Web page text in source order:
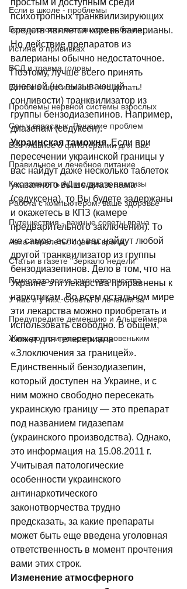
Если в школе - проблемы
Безопасность маленького ребенка
Истина о прививках
ВСД и травма головы
Боли в в шее и спине - что делать!
Проблемы нервной системы взрослых
Сон у взрослых. Решение проблем
Все главное о фитотерапии для Вас
Правильное и лечебное питание
Как измерять АД и сдавать анализы
Работа с компьютером: ваше здоровье
Путешествия - важные советы врача
Авиа-перелеты: советы врача
Статьи в газете "Зеркало недели"
Психопатология законотворчества
У нас и у них. Советы о лечении за
Предупредите деменцию и Альцгеймера
Жить долго и умереть здоровеньким
простым и доступным среди
психотропных транквилизирующих
средств является корень валерианы.
Но действие препаратов из
валерианы обычно недостаточное.
Поэтому, лучше всего принять
дневной (не вызывающий
сонливости) транквилизатор из
группы бензодиазепинов. Например,
диазепам (седуксен).
Украинская таможня. Если при
пересечении украинской границы у
вас найдут даже несколько таблеток
указанного выше диазепама
(седуксена), то Вы будете задержаны
и окажетесь в КПЗ (камере
предварительного заключения). То
же самое, если у вас найдут любой
другой транквилизатор из группы
бензодиазепинов. Дело в том, что на
Украине эти лекарства приравнены к
наркотикам. Во всем остальном мире
эти лекарства можно приобретать и
использовать свободно. В общем,
сюжет для телесериала
«Злоключения за границей».
Единственный бензодиазепин,
который доступен на Украине, и с
ним можно свободно пересекать
украинскую границу — это препарат
под названием гидазепам
(украинского производства). Однако,
это информация на 15.08.2011 г.
Учитывая патологические
особенности украинского
антинаркотического
законотворчества трудно
предсказать, за какие препараты
может быть еще введена уголовная
ответственность в момент прочтения
вами этих строк.
Изменение атмосферного